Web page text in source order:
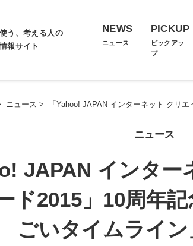
う、考える人の
報サイト
NEWS
ニュース
PICKUP
ピックアッ
プ
ニュース > 「Yahoo! JAPAN インターネット クリ
ニュース
JAPAN インタ
ド2015」10周年
ごいタイムライン